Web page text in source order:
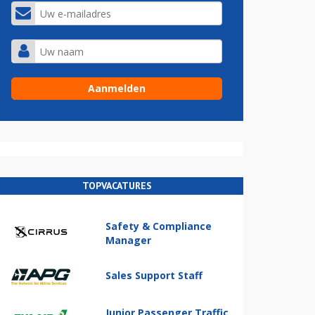
TOPVACATURES
Safety & Compliance
Manager
Sales Support Staff